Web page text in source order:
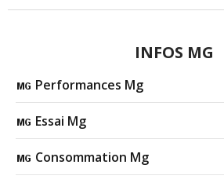
INFOS MG
Performances Mg
Essai Mg
Consommation Mg